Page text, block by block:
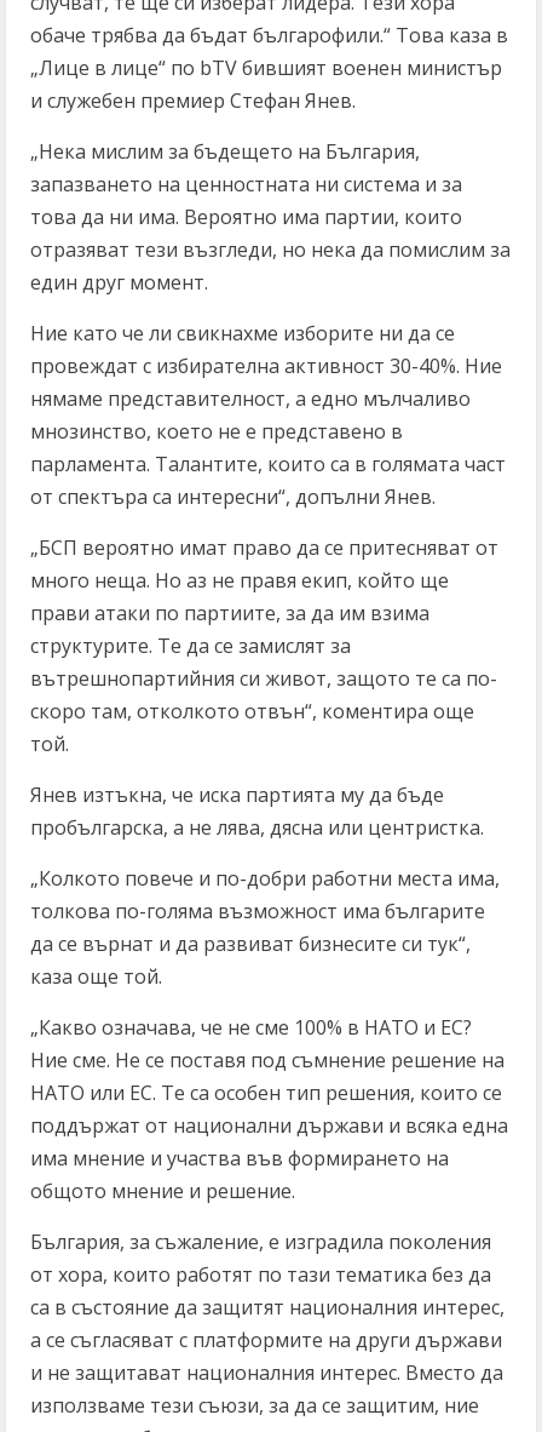
обаче трябва да бъдат българофили.“ Това каза в
„Лице в лице“ по bTV бившият военен министър
и служебен премиер Стефан Янев.
„Нека мислим за бъдещето на България,
запазването на ценностната ни система и за
това да ни има. Вероятно има партии, които
отразяват тези възгледи, но нека да помислим за
един друг момент.
Ние като че ли свикнахме изборите ни да се
провеждат с избирателна активност 30-40%. Ние
нямаме представителност, а едно мълчаливо
мнозинство, което не е представено в
парламента. Талантите, които са в голямата част
от спектъра са интересни“, допълни Янев.
„БСП вероятно имат право да се притесняват от
много неща. Но аз не правя екип, който ще
прави атаки по партиите, за да им взима
структурите. Те да се замислят за
вътрешнопартийния си живот, защото те са по-
скоро там, отколкото отвън“, коментира още
той.
Янев изтъкна, че иска партията му да бъде
пробългарска, а не лява, дясна или центристка.
„Колкото повече и по-добри работни места има,
толкова по-голяма възможност има българите
да се върнат и да развиват бизнесите си тук“,
каза още той.
„Какво означава, че не сме 100% в НАТО и ЕС?
Ние сме. Не се поставя под съмнение решение на
НАТО или ЕС. Те са особен тип решения, които се
поддържат от национални държави и всяка една
има мнение и участва във формирането на
общото мнение и решение.
България, за съжаление, е изградила поколения
от хора, които работят по тази тематика без да
са в състояние да защитят националния интерес,
а се съгласяват с платформите на други държави
и не защитават националния интерес. Вместо да
използваме тези съюзи, за да се защитим, ние